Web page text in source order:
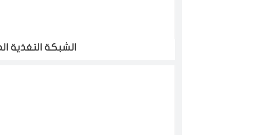
الشبكة التغذية